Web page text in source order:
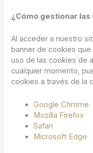
¿Cómo gestionar las
Al acceder a nuestro
banner de cookies
uso de las cookies de
cualquier momento,
cookies a través de la
Google Chrome
Mozilla Firefox
Safari
Microsoft Edge